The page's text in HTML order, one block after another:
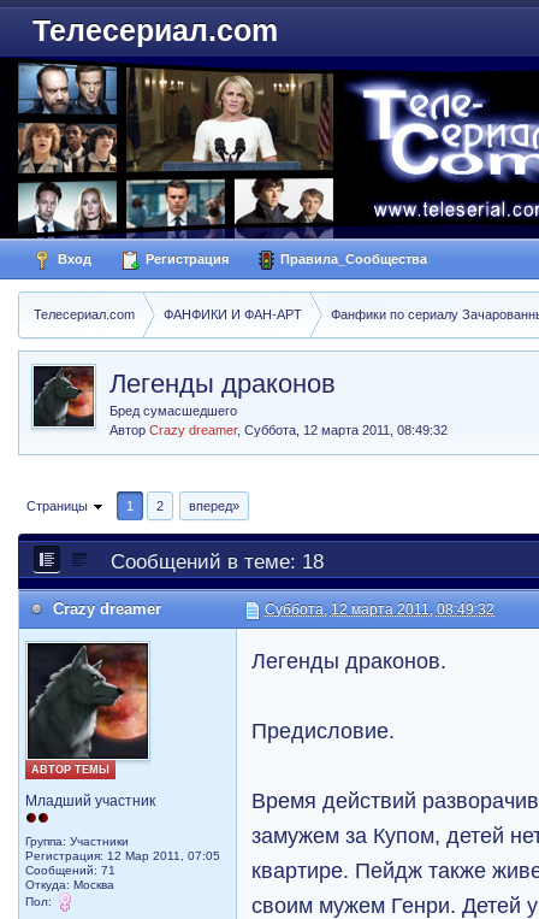
Телесериал.com
Вход Регистрация Правила_Сообщества
Телесериал.com ФАНФИКИ И ФАН-АРТ Фанфики по сериалу
Легенды драконов
Бред сумасшедшего
АвторCrazy dreamer,Суббота, 12 марта 2011, 08:49:32
Страницы 1 2 вперед»
Сообщений в теме: 18
Crazy dreamer Суббота, 12 марта 2011, 08:49:32
АВТОР ТЕМЫ
Младший участник
Группа: Участники
Регистрация: 12 Мар 2011, 07:05
Сообщений: 71
Откуда: Москва
Пол:
Легенды драконов.
Предисловие.
Время действий
замужем за Купом, детей
квартире. Пейдж также
своим мужем Генри. Детей